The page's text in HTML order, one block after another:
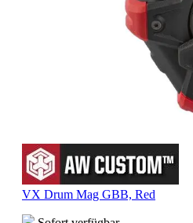
VX Drum Mag GBB, Red